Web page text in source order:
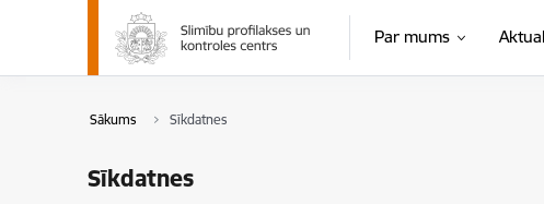
Pāriet uz lapas saturu
Par mums
Sākums Sīkdatnes
Sīkdatnes